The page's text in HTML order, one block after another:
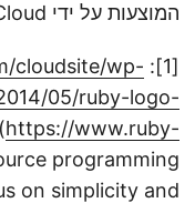
המוצעות על ידי Aspose Cloud.
cloudsite/wp-
05/ruby-logo-
https://www.ruby-
programming
on simplicity and